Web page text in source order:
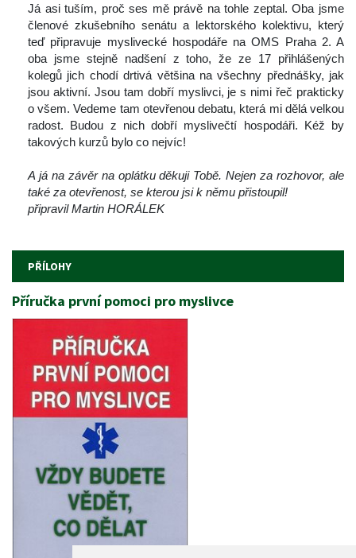
Já asi tuším, proč ses mě právě na tohle zeptal. Oba jsme
členové zkušebního senátu a lektorského kolektivu, který
teď připravuje myslivecké hospodáře na OMS Praha 2. A
oba jsme stejně nadšení z toho, že ze 17 přihlášených
kolegů jich chodí drtivá většina na všechny přednášky, jak
jsou aktivní. Jsou tam dobří myslivci, je s nimi řeč prakticky
o všem. Vedeme tam otevřenou debatu, která mi dělá velkou
radost. Budou z nich dobří myslivečtí hospodáři. Kéž by
takových kurzů bylo co nejvíc!
A já na závěr na oplátku děkuji Tobě. Nejen za rozhovor, ale
také za otevřenost, se kterou jsi k němu přistoupil!
připravil Martin HORÁLEK
PŘÍLOHY
Příručka první pomoci pro myslivce